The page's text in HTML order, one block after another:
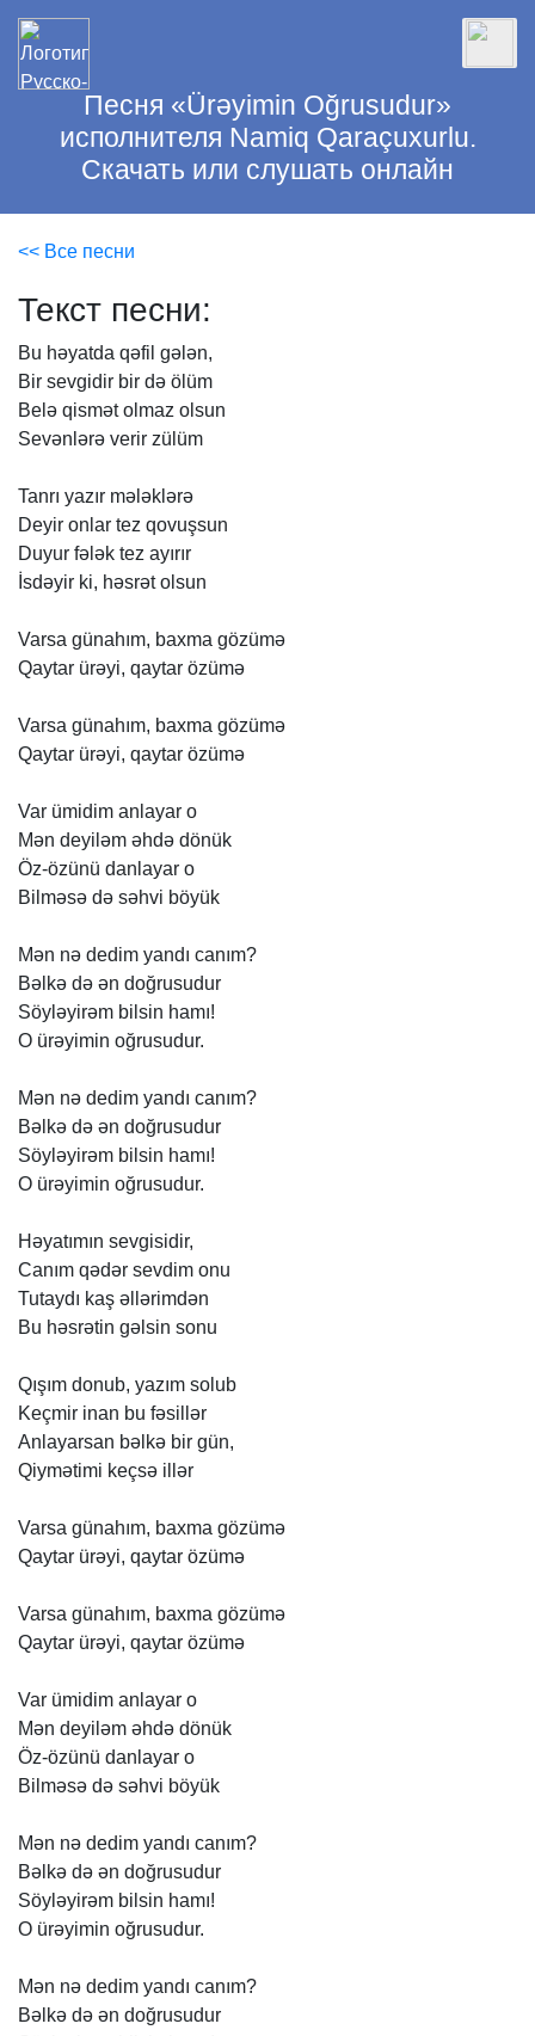
Песня «Ürəyimin Oğrusudur»
исполнителя Namiq Qaraçuxurlu.
Скачать или слушать онлайн
<< Все песни
Текст песни:
Bu həyatda qəfil gələn,
Bir sevgidir bir də ölüm
Belə qismət olmaz olsun
Sevənlərə verir zülüm
Tanrı yazır mələklərə
Deyir onlar tez qovuşsun
Duyur fələk tez ayırır
İsdəyir ki, həsrət olsun
Varsa günahım, baxma gözümə
Qaytar ürəyi, qaytar özümə
Varsa günahım, baxma gözümə
Qaytar ürəyi, qaytar özümə
Var ümidim anlayar o
Mən deyiləm əhdə dönük
Öz-özünü danlayar o
Bilməsə də səhvi böyük
Mən nə dedim yandı canım?
Bəlkə də ən doğrusudur
Söyləyirəm bilsin hamı!
O ürəyimin oğrusudur.
Mən nə dedim yandı canım?
Bəlkə də ən doğrusudur
Söyləyirəm bilsin hamı!
O ürəyimin oğrusudur.
Həyatımın sevgisidir,
Canım qədər sevdim onu
Tutaydı kaş əllərimdən
Bu həsrətin gəlsin sonu
Qışım donub, yazım solub
Keçmir inan bu fəsillər
Anlayarsan bəlkə bir gün,
Qiymətimi keçsə illər
Varsa günahım, baxma gözümə
Qaytar ürəyi, qaytar özümə
Varsa günahım, baxma gözümə
Qaytar ürəyi, qaytar özümə
Var ümidim anlayar o
Mən deyiləm əhdə dönük
Öz-özünü danlayar o
Bilməsə də səhvi böyük
Mən nə dedim yandı canım?
Bəlkə də ən doğrusudur
Söyləyirəm bilsin hamı!
O ürəyimin oğrusudur.
Mən nə dedim yandı canım?
Bəlkə də ən doğrusudur